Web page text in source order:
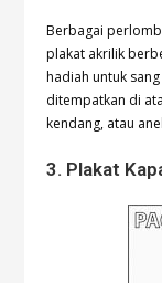
Berbagai
plakat akrilik
hadiah untuk
ditempatkan di
kendang, atau
3. Plakat